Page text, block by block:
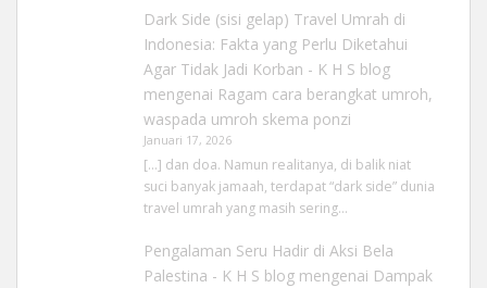
Dark Side (sisi gelap) Travel Umrah di
Indonesia: Fakta yang Perlu Diketahui
Agar Tidak Jadi Korban - K H S blog
mengenai Ragam cara berangkat umroh,
waspada umroh skema ponzi
Januari 17, 2026
[…] dan doa. Namun realitanya, di balik niat
suci banyak jamaah, terdapat “dark side” dunia
travel umrah yang masih sering…
Pengalaman Seru Hadir di Aksi Bela
Palestina - K H S blogmengenai Dampak